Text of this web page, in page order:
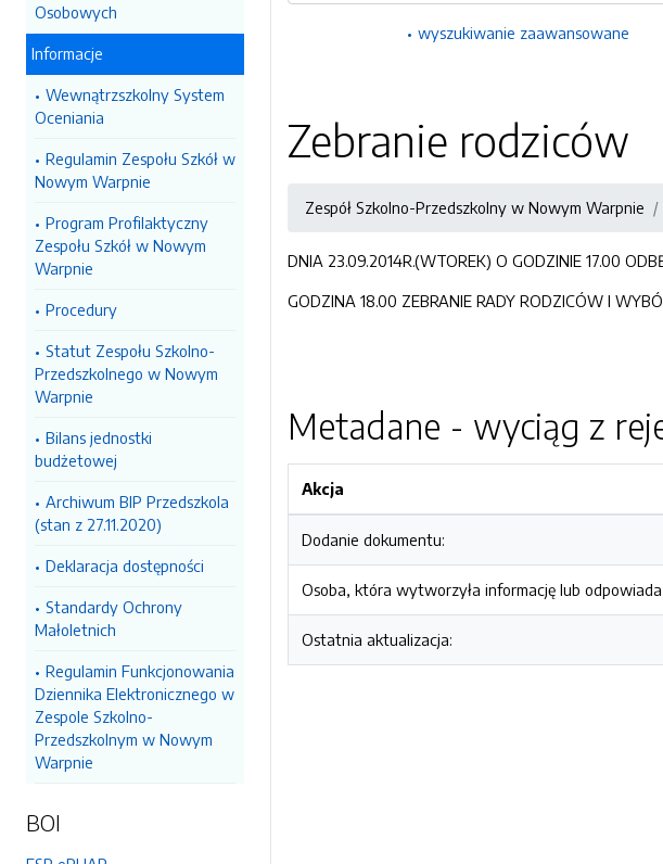
Osobowych
Informacje
Wewnątrzszkolny System
Oceniania
Regulamin Zespołu Szkół w
Nowym Warpnie
Program Profilaktyczny
Zespołu Szkół w Nowym
Warpnie
Procedury
Statut Zespołu Szkolno-
Przedszkolnego w Nowym
Warpnie
Bilans jednostki
budżetowej
Archiwum BIP Przedszkola
(stan z 27.11.2020)
Deklaracja dostępności
Standardy Ochrony
Małoletnich
Regulamin Funkcjonowania
Dziennika Elektronicznego w
Zespole Szkolno-
Przedszkolnym w Nowym
Warpnie
BOI
wyszukiwanie zaawansowane
Zebranie rodziców
Zespół Szkolno-Przedszkolny w Nowym Warpnie
DNIA 23.09.2014R.(WTOREK) O GODZINIE 17.00
GODZINA 18.00 ZEBRANIE RADY RODZICÓW I
Metadane - wyciąg z
Akcja
Dodanie dokumentu:
Osoba, która wytworzyła informację lub
Ostatnia aktualizacja: